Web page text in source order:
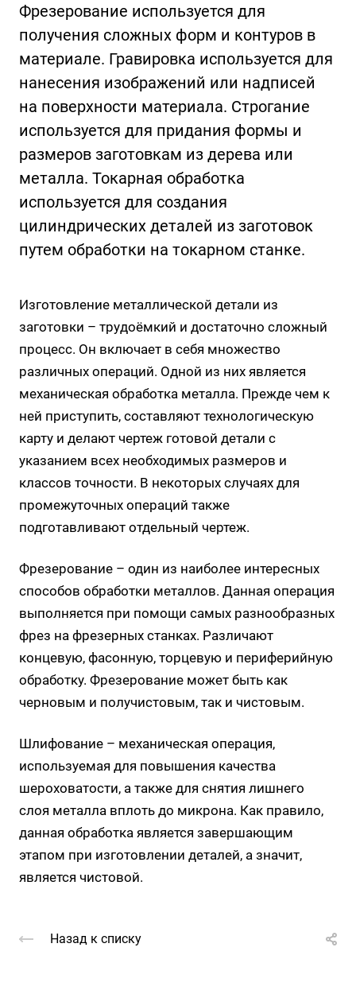
Фрезерование используется для
получения сложных форм и контуров в
материале. Гравировка используется для
нанесения изображений или надписей
на поверхности материала. Строгание
используется для придания формы и
размеров заготовкам из дерева или
металла. Токарная обработка
используется для создания
цилиндрических деталей из заготовок
путем обработки на токарном станке.
Изготовление металлической детали из
заготовки – трудоёмкий и достаточно сложный
процесс. Он включает в себя множество
различных операций. Одной из них является
механическая обработка металла. Прежде чем к
ней приступить, составляют технологическую
карту и делают чертеж готовой детали с
указанием всех необходимых размеров и
классов точности. В некоторых случаях для
промежуточных операций также
подготавливают отдельный чертеж.
Фрезерование – один из наиболее интересных
способов обработки металлов. Данная операция
выполняется при помощи самых разнообразных
фрез на фрезерных станках. Различают
концевую, фасонную, торцевую и периферийную
обработку. Фрезерование может быть как
черновым и получистовым, так и чистовым.
Шлифование – механическая операция,
используемая для повышения качества
шероховатости, а также для снятия лишнего
слоя металла вплоть до микрона. Как правило,
данная обработка является завершающим
этапом при изготовлении деталей, а значит,
является чистовой.
Назад к списку